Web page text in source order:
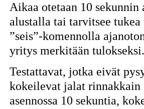
Aikaa otetaan 10
alustalla tai tarvitsee
”seis”-komennolla
yritys merkitään
Testattavat, jotka eivät
kokeilevat jalat rinnakkain
asennossa 10 sekuntia,